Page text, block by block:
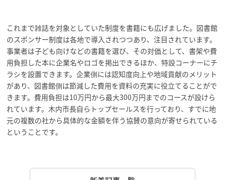
これまで雑誌を対象としていた制度を書籍にも広げました。図書館
のスポンサー制度は各地で導入されつつあり、注目されています。
事業者は子ども向けなどの書籍を選び、その対価として、書架や費
用負担した本に企業名やロゴを掲出できるほか、特設コーナーにチ
ラシを設置できます。企業側には認知度向上や地域貢献のメリット
があり、図書館側は節減した費用を資料の充実に役立てることがで
きます。費用負担は10万円から最大300万円までのコースが設けら
れています。木内市長自らトップセールスを行っており、すでに地
元の複数の社から具体的な金額を伴う協賛の意向が寄せられている
ということです。